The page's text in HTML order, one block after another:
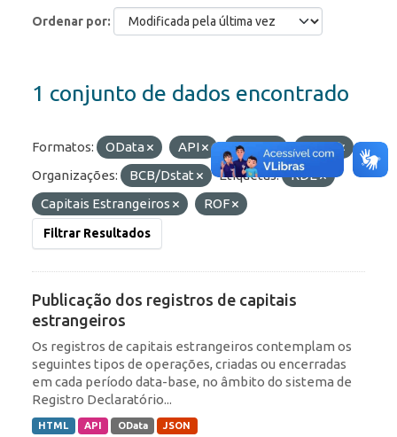
Ordenar por
1 conjunto de dados encontrado
Formatos: OData API HTML
JSON
Organizações:
BCB/Dstat Etiquetas:
RDE
Capitais Estrangeiros
ROF
Filtrar Resultados
Publicação dos registros de capitais
estrangeiros
Os registros de capitais estrangeiros contemplam os
seguintes tipos de operações, criadas ou encerradas
em cada período data-base, no âmbito do sistema de
Registro Declaratório...
HTML API OData JSON